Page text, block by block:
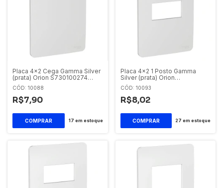
Placa 4x2 Cega Gamma Silver
(prata) Orion S730100274
Schneider Orion
CÓD: 10088
R$7,90
17 em estoque
Placa 4x2 1 Posto Gamma
Silver (prata) Orion
S730101274 Schneider Orion
CÓD: 10093
R$8,02
27 em estoque